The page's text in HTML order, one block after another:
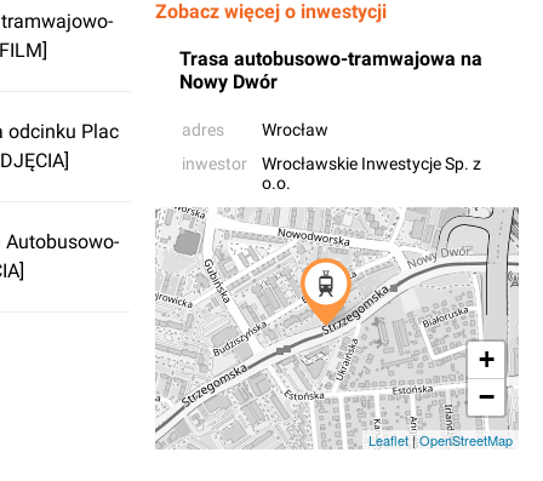
odcinku Plac
Autobusowo-
Zobacz więcej o inwestycji
Trasa autobusowo-tramwajowa na
Nowy Dwór
adres
Wrocław
inwestor
Wrocławskie Inwestycje Sp. z
o.o.
+
−
Leaflet|OpenStreetMap